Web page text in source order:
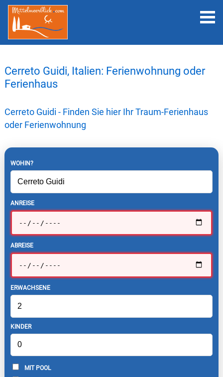
Cerreto Guidi, Italien: Ferienwohnung oder
Ferienhaus
Cerreto Guidi - Finden Sie hier Ihr Traum-Ferienhaus
oder Ferienwohnung
WOHIN?
ANREISE
ABREISE
ERWACHSENE
KINDER
MIT POOL